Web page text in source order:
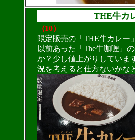
THE牛カ
（10）
限定販売の「THE牛カレー
以前あった「The牛咖喱」
か？少し値上がりしていま
況を考えると仕方ないかな